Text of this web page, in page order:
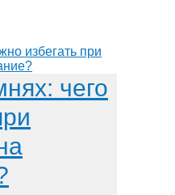
чего